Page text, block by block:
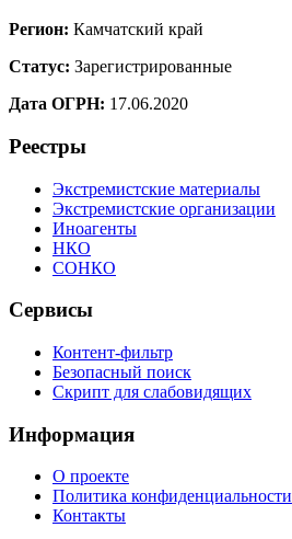
Регион: Камчатский край
Статус: Зарегистрированные
Дата ОГРН: 17.06.2020
Реестры
Экстремистские материалы
Экстремистские организации
Иноагенты
НКО
СОНКО
Сервисы
Контент-фильтр
Безопасный поиск
Скрипт для слабовидящих
Информация
О проекте
Политика конфиденциальности
Контакты